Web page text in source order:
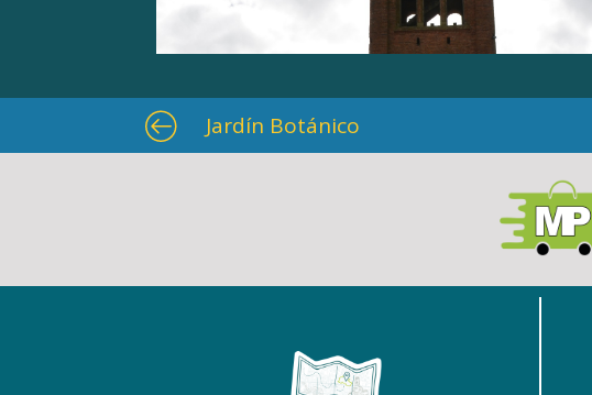
Jardín Botánico